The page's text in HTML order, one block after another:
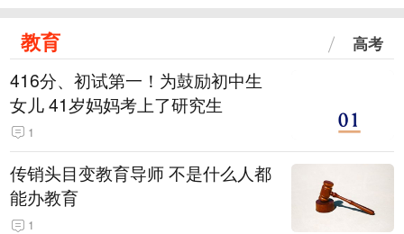
教育 高考
416分、初试第一！为鼓励初中生
女儿 41岁妈妈考上了研究生
1
传销头目变教育导师 不是什么人都
能办教育
1